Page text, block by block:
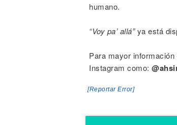
humano.
“Voy pa’ allá”ya está
Para mayor información
Instagram como:
[Reportar Error]